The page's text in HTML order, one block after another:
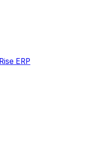
Rise ERP